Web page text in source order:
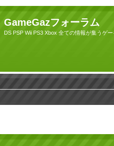
GameGazフォーラム
DS PSP Wii PS3 Xbox 全ての情報が集うゲ